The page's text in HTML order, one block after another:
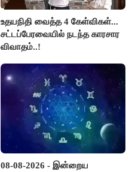
உதயநிதி வைத்த 4 கேள்விகள்...
சட்டப்பேரவையில் நடந்த காரசார
விவாதம்..!
08-08-2026 - இன்றைய